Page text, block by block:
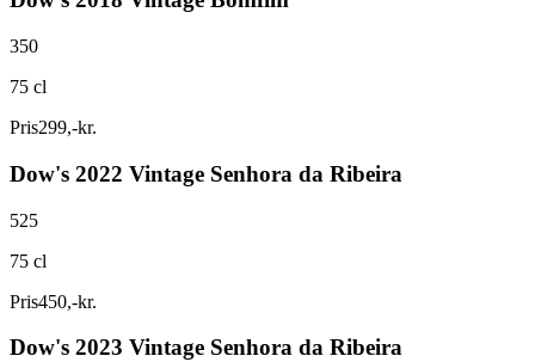
350
75 cl
Pris299,-kr.
Dow's 2022 Vintage Senhora da Ribeira
525
75 cl
Pris450,-kr.
Dow's 2023 Vintage Senhora da Ribeira